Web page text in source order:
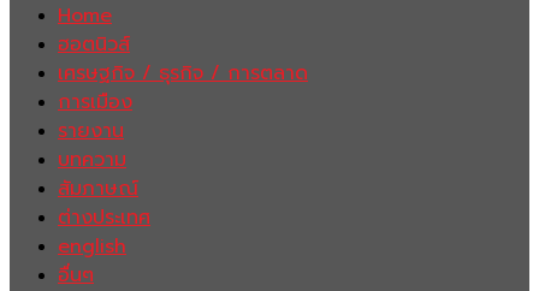
Home
ฮอตนิวส์
เศรษฐกิจ / ธุรกิจ / การตลาด
การเมือง
รายงาน
บทความ
สัมภาษณ์
ต่างประเทศ
english
อื่นๆ